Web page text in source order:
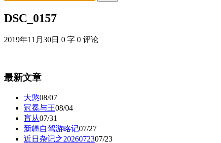
DSC_0157
2019年11月30日 0 字 0 评论
最新文章
大憨08/07
冠冕与王08/04
盲从07/31
新疆自驾游略记07/27
近日杂记之2026072307/23